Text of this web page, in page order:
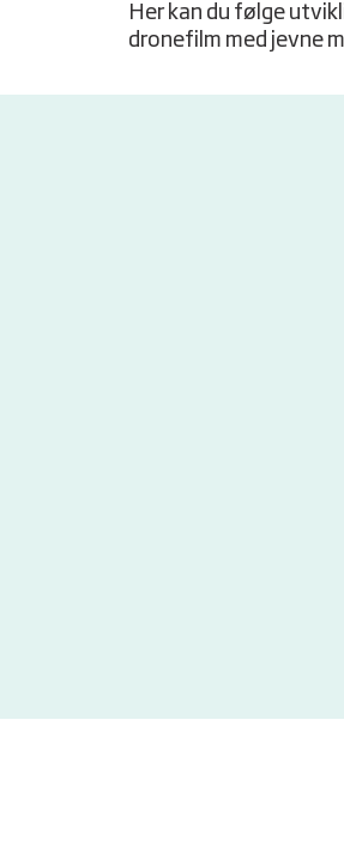
Her kan du følge
dronefilm med jevne